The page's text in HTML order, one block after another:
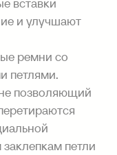
и улучшают
ремни со
петлями.
позволяющий
петли